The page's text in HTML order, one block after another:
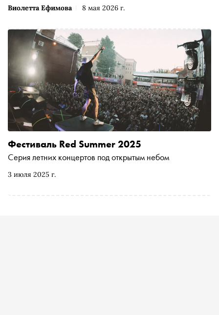
Виолетта Ефимова 8 мая 2026 г.
3 июля 2025 г.
Фестиваль Red Summer 2025
Серия летних концертов под открытым небом